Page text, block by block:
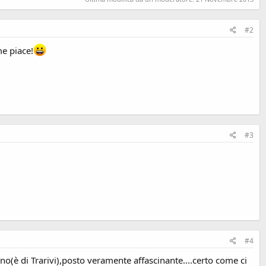
#2
piace!
#3
#4
di Trarivi),posto veramente affascinante....certo come ci